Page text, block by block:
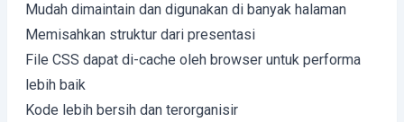
Mudah dimaintain dan digunakan di banyak halaman
Memisahkan struktur dari presentasi
File CSS dapat di-cache oleh browser untuk performa
lebih baik
Kode lebih bersih dan terorganisir